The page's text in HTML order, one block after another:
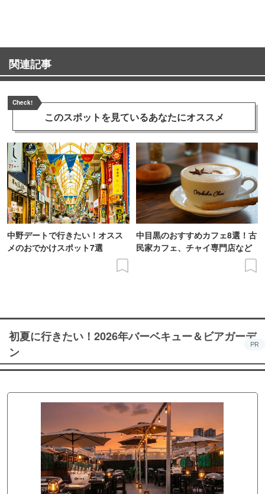
関連記事
Check!
このスポットを見ているあなたにオススメ
中野デートで行きたい！オスス
メのおでかけスポット7選
中目黒のおすすめカフェ8選！古
民家カフェ、チャイ専門店など
初夏に行きたい！2026年バーベキュー＆ビアガーデ
ン
PR